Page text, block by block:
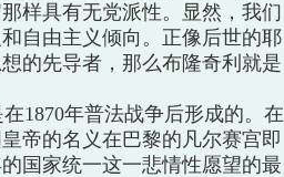
样具有无党派性。显然，我们
自由主义倾向。正像后世的耶
的先导者，那么布隆奇利就是
1870年普法战争后形成的。在
帝的名义在巴黎的凡尔赛宫即
国家统一这一悲情性愿望的最